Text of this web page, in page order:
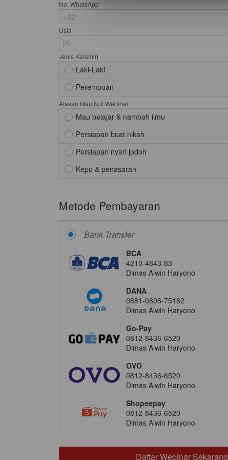
No. WhatsApp
Usia
Jenis Kelamin
Laki-Laki
Perempuan
Alasan Mau Ikut Webinar
Mau belajar & nambah ilmu
Persiapan buat nikah
Persiapan nyari jodoh
Kepo & penasaran
Metode Pembayaran
Bank Transfer
BCA
4210-4843-83
Dimas Alwin Haryono
DANA
0881-0806-75182
Dimas Alwin Haryono
Go-Pay
0812-8436-6520
Dimas Alwin Haryono
OVO
0812-8436-6520
Dimas Alwin Haryono
Shopeepay
0812-8436-6520
Dimas Alwin Haryono
`Daftar Webinar Sekarang